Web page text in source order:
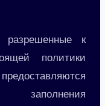
разрешенные к
политики
заполнения